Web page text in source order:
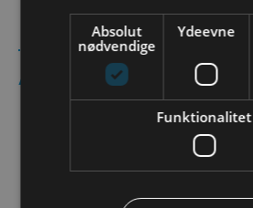
Andre aktiviteter:
Absolut
nødvendige
Ydeevne
Funktionalitet